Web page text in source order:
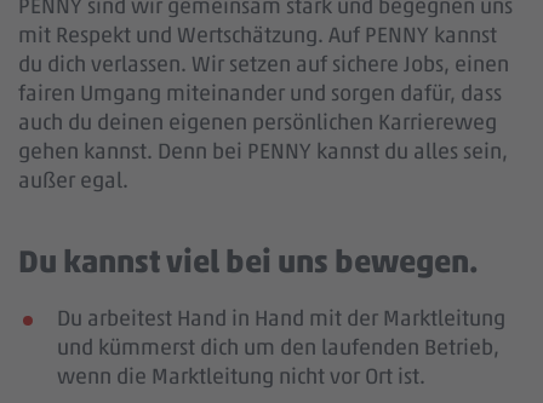
PENNY sind wir gemeinsam stark und begegnen uns
mit Respekt und Wertschätzung. Auf PENNY kannst
du dich verlassen. Wir setzen auf sichere Jobs, einen
fairen Umgang miteinander und sorgen dafür, dass
auch du deinen eigenen persönlichen Karriereweg
gehen kannst. Denn bei PENNY kannst du alles sein,
außer egal.
Du kannst viel bei uns bewegen.
Du arbeitest Hand in Hand mit der Marktleitung
und kümmerst dich um den laufenden Betrieb,
wenn die Marktleitung nicht vor Ort ist.